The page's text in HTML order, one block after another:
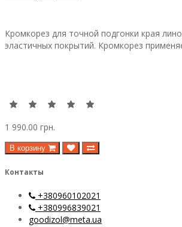
Кромкорез для точной подгонки края
эластичных покрытий. Кромкорез
1 990.00 грн.
В корзину
Контакты
+380960102021
+380996839021
goodizol@meta.ua